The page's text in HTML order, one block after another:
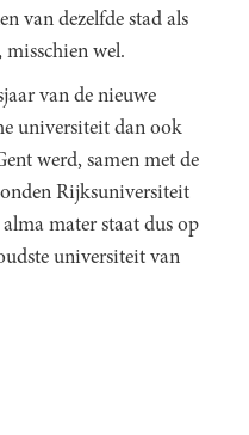
van dezelfde stad als
wel.
van de nieuwe
universiteit dan ook
werd, samen met de
Rijksuniversiteit
mater staat dus op
universiteit van